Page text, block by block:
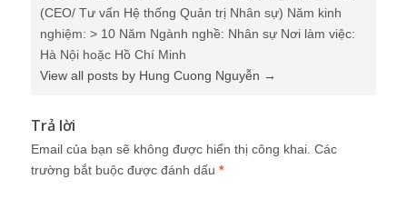
(CEO/ Tư vấn Hệ thống Quản trị Nhân sự) Năm kinh
nghiệm: > 10 Năm Ngành nghề: Nhân sự Nơi làm việc:
Hà Nội hoặc Hồ Chí Minh
View all posts by Hung Cuong Nguyễn →
Trả lời
Email của bạn sẽ không được hiển thị công khai. Các
trường bắt buộc được đánh dấu *